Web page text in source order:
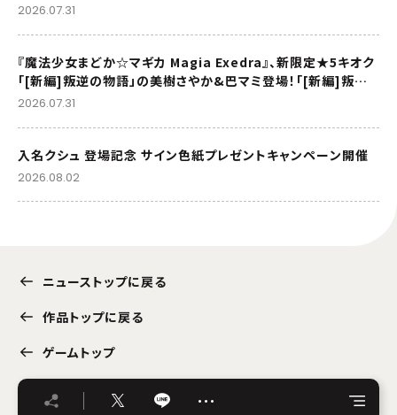
2026.07.31
『魔法少女まどか☆マギカ Magia Exedra』、新限定★5キオク
「[新編]叛逆の物語」の美樹さやか&巴マミ登場！「[新編]叛逆
の物語」リバイバル上映記念でマギカストーン最大9,000個も
2026.07.31
入名クシュ 登場記念 サイン色紙プレゼントキャンペーン開催
2026.08.02
ニューストップに戻る
作品トップに戻る
ゲームトップ
…